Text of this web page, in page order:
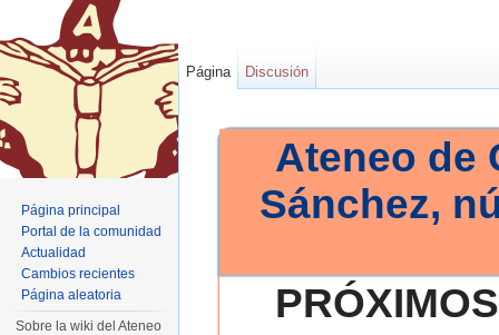
Ateneo de
Sánchez,
Página Discusión
Página principal
Portal de la comunidad
Actualidad
Cambios recientes
Página aleatoria
Sobre la wiki del Ateneo